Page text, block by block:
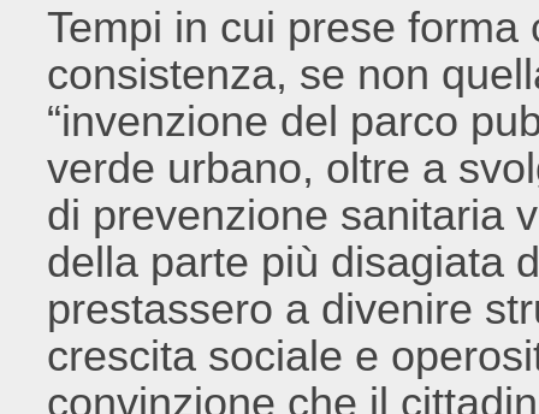
Tempi in cui prese
consistenza, se non
“invenzione del parco
verde urbano, oltre a
di prevenzione sanitaria
della parte più disagiata
prestassero a divenire
crescita sociale e
convinzione che il